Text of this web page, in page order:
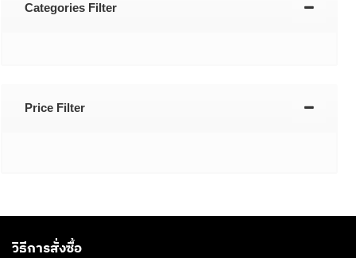
Categories Filter
Price Filter
วิธีการสั่งซื้อ